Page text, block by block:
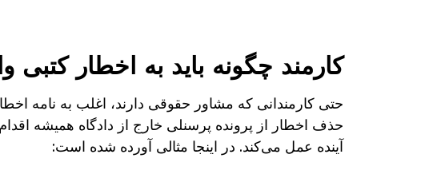
کارمند چگونه باید به اخطار
حتی کارمندانی که مشاور حقوقی دارند، اغلب به نامه
حذف اخطار از پرونده پرسنلی خارج از دادگاه همیشه
آینده عمل می‌کند. در اینجا مثالی آورده شده است: